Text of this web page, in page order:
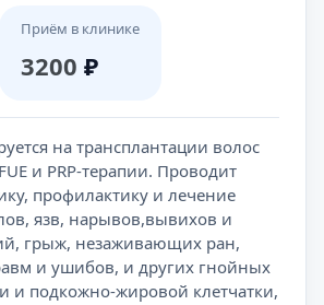
Приём в клинике
3200 ₽
на трансплантации волос
и PRP-терапии. Проводит
профилактику и лечение
язв, нарывов,вывихов и
грыж, незаживающих ран,
и ушибов, и других гнойных
и подкожно-жировой клетчатки,